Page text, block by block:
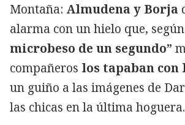
Montaña: Almudena y Borja
alarma con un hielo que,
microbeso de un segundo”
compañeros los tapaban con
un guiño a las imágenes de
las chicas en la última hoguera.